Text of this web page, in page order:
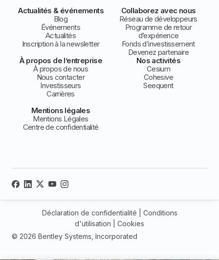
Actualités & événements
Blog
Événements
Actualités
Inscription à la newsletter
Collaborez avec nous
Réseau de développeurs
Programme de retour
d’expérience
Fonds d’investissement
Devenez partenaire
À propos de l’entreprise
À propos de nous
Nous contacter
Investisseurs
Carrières
Nos activités
Cesium
Cohesive
Seequent
Mentions légales
Mentions Légales
Centre de confidentialité
© 2026 Bentley Systems, Incorporated
Déclaration de confidentialité
Conditions
d'utilisation
Cookies